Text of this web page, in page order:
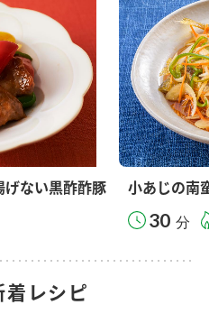
げない黒酢酢豚 小あじの南
30 分
着レシピ